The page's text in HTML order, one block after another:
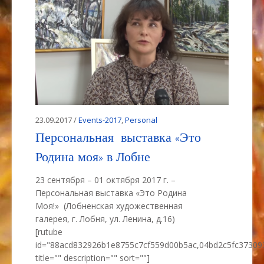
23.09.2017 /Events-2017,Personal
Персональная выставка «Это
Родина моя» в Лобне
23 сентября – 01 октября 2017 г. –
Персональная выставка «Это Родина
Моя!» (Лобненская художественная
галерея, г. Лобня, ул. Ленина, д.16)
[rutube
title="" description="" sort=""]